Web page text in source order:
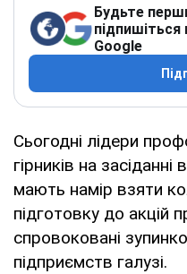
Будьте
підпишіться
Google
Сьогодні лідери
гірників на
мають намір взяти
підготовку до акцій
спровоковані
підприємств галузі.